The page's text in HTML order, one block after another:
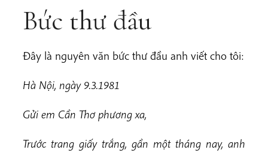
Bức thư đầu
Đây là nguyên văn bức thư đầu anh viết cho tôi:
Hà Nội, ngày 9.3.1981
Gửi em Cần Thơ phương xa,
Trước trang giấy trắng, gần một tháng nay, anh